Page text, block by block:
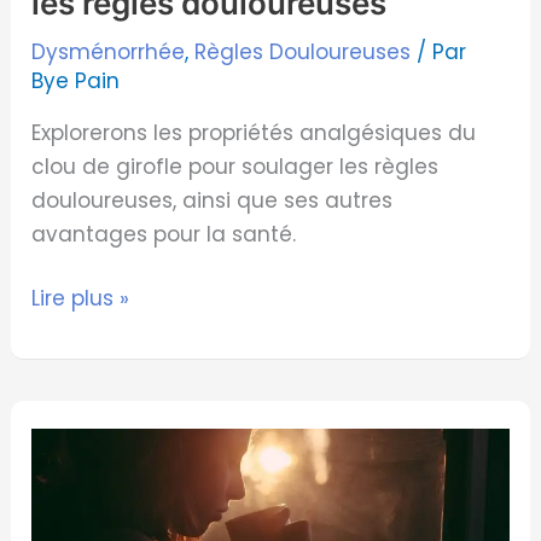
Dysménorrhée, Règles Douloureuses / Par
Bye Pain
Explorerons les propriétés analgésiques du
clou de girofle pour soulager les règles
douloureuses, ainsi que ses autres
avantages pour la santé.
Lire plus »
contre